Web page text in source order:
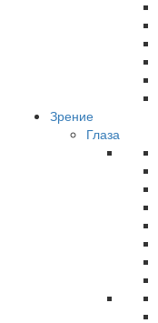
Зрение
Глаза